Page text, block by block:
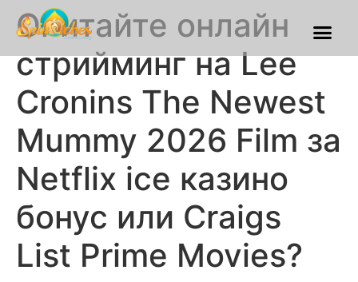
Опитайте онлайн
стрийминг на Lee
Cronins The Newest
Mummy 2026 Film за
Netflix ice казино
бонус или Craigs
List Prime Movies?